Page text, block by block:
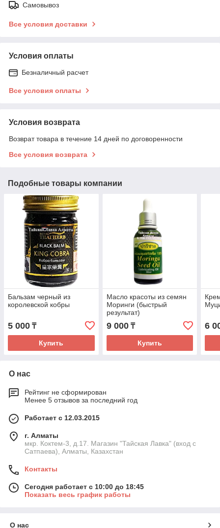
Самовывоз
Все условия доставки
Условия оплаты
Безналичный расчет
Все условия оплаты
Условия возврата
Возврат товара в течение 14 дней по договоренности
Все условия возврата
Подобные товары компании
Бальзам черный из
королевской кобры
5 000 ₸
Купить
Масло красоты из семян
Моринги (быстрый
результат)
9 000₸
Купить
6
О нас
Рейтинг не сформирован
Менее 5 отзывов за последний год
Работает с 12.03.2015
г. Алматы
мкр. Коктем-3, д.17. Магазин "Тайская Лавка" (вход с
Сатпаева), Алматы, Казахстан
Контакты
Сегодня работает с 10:00 до 18:45
Показать весь график работы
О нас